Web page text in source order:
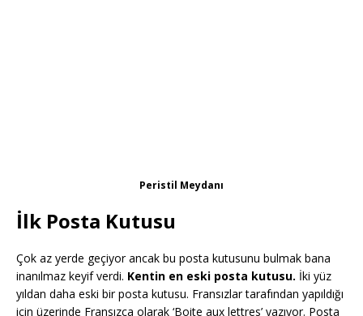
Peristil Meydanı
İlk Posta Kutusu
Çok az yerde geçiyor ancak bu posta kutusunu bulmak bana
inanılmaz keyif verdi. Kentin en eski posta kutusu. İki yüz
yıldan daha eski bir posta kutusu. Fransızlar tarafından yapıldığı
için üzerinde Fransızca olarak ‘Boite aux lettres’ yazıyor. Posta